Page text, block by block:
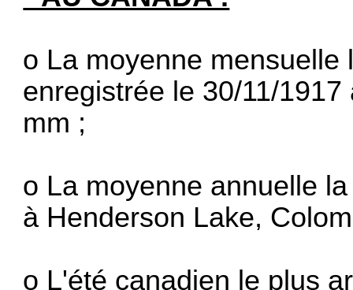
o La moyenne
enregistrée le 30/11/
mm ;
o La moyenne annuelle
à Henderson Lake,
o L'été canadien le plus